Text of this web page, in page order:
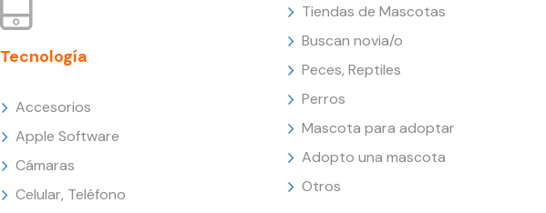
Tecnología
Accesorios
Apple Software
Cámaras
Celular, Teléfono
Tiendas de Mascotas
Buscan novia/o
Peces, Reptiles
Perros
Mascota para adoptar
Adopto una mascota
Otros